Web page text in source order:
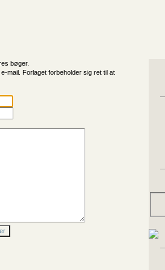
bøger.
mail. Forlaget forbeholder sig ret til at